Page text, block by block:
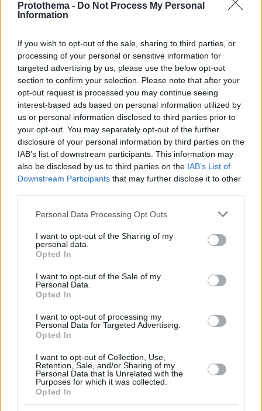
Protothema - Do Not Process My Personal
Information
If you wish to opt-out of the sale, sharing to third parties, or
processing of your personal or sensitive information for
targeted advertising by us, please use the below opt-out
section to confirm your selection. Please note that after your
opt-out request is processed you may continue seeing
interest-based ads based on personal information utilized by
us or personal information disclosed to third parties prior to
your opt-out. You may separately opt-out of the further
disclosure of your personal information by third parties on the
IAB’s list of downstream participants. This information may
also be disclosed by us to third parties on the IAB’s List of
Downstream Participants that may further disclose it to other
Please note that this website/app uses one or more Google
not limited to your visit or usage behaviour. You may click to
grant or deny consent to Google and its third-party tags to
use your data for below specified purposes in below Google
consent section.
Personal Data Processing Opt Outs
I want to opt-out of the Sharing of my
personal data.
Opted In
I want to opt-out of the Sale of my
Personal Data.
Opted In
I want to opt-out of processing my
Personal Data for Targeted Advertising.
Opted In
I want to opt-out of Collection, Use,
Retention, Sale, and/or Sharing of my
Personal Data that Is Unrelated with the
Purposes for which it was collected.
Opted In
Δολιοφθορά η βλάβη στο σιδηροδρομικό δίκτυο, λένε
οι αρχές της Γερμανίας - «Τα καλώδια κόπηκαν σκόπιμα»
Ύστερα από έρευνες, διαπιστώθηκε πως τα καλώδια
των οπτικών ινών ήταν κομμένα σε δύο σημεία, στο
Βερολίνο και τη Βόρεια Ρηνανία-Βεστφαλία
08.10.2022, 19:29 2